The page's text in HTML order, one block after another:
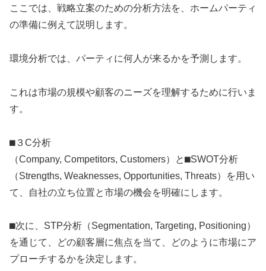
ここでは、戦略立案のための分析方法を、ホームパーティ
の準備に例えて説明します。
環境分析では、パーティに何人が来るかを予測します。
これは市場の規模や顧客のニーズを理解するために行いま
す。
⬛︎３C分析
（Company, Competitors, Customers）と⬛︎SWOT分析
（Strengths, Weaknesses, Opportunities, Threats）を用い
て、自社の立ち位置と市場の機会を明確にします。
⬛︎次に、STP分析（Segmentation, Targeting, Positioning）
を通じて、どの顧客層に焦点を当て、どのように市場にア
プローチするかを決定します。